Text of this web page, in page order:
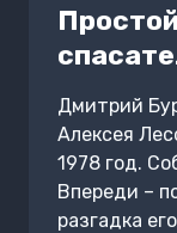
Дмитрий
Алексея
1978 год.
Впереди –
разгадка